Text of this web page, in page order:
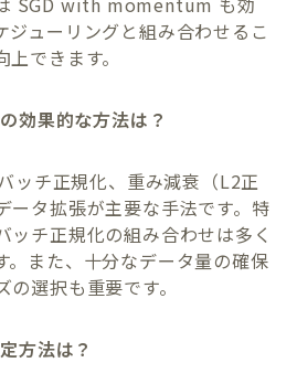
ジューリングと組み合わせるこ
できます。
効果的な方法は？
ッチ正規化、重み減衰（L2正
ータ拡張が主要な手法です。特
ッチ正規化の組み合わせは多く
。また、十分なデータ量の確保
選択も重要です。
方法は？